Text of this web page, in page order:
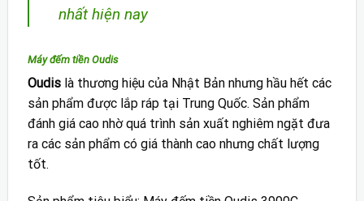
nhất hiện nay
Máy đếm tiền Oudis
Oudis là thương hiệu của Nhật Bản nhưng hầu hết các
sản phẩm được lắp ráp tại Trung Quốc. Sản phẩm
đánh giá cao nhờ quá trình sản xuất nghiêm ngặt đưa
ra các sản phẩm có giá thành cao nhưng chất lượng
tốt.